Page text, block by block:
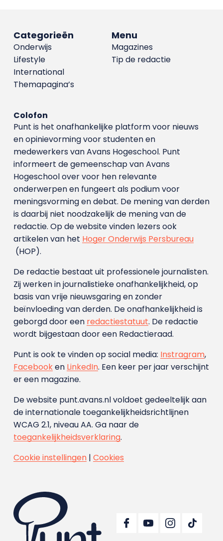
Menu
Magazines
Tip de redactie
Categorieën
Onderwijs
Lifestyle
International
Themapagina’s
Colofon
Punt is het onafhankelijke platform voor nieuws
en opinievorming voor studenten en
medewerkers van Avans Hoge­school. Punt
informeert de gemeenschap van Avans
Hogeschool over voor hen relevante
onderwerpen en fungeert als podium voor
meningsvorming en debat. De mening van derden
is daarbij niet noodzakelijk de mening van de
redactie. Op de website vinden lezers ook
artikelen van het Hoger Onderwijs Persbureau
(HOP).
De redactie bestaat uit professionele journalisten.
Zij werken in journalistieke onafhankelijkheid, op
basis van vrije nieuwsgaring en zonder
beïnvloeding van derden. De onafhankelijkheid is
geborgd door een redactiestatuut. De redactie
wordt bijgestaan door een Redactieraad.
Punt is ook te vinden op social media: Instragram,
Facebooken LinkedIn. Een keer per jaar verschijnt
er een magazine.
De website punt.avans.nl voldoet gedeeltelijk aan
de internationale toegankelijkheidsrichtlijnen
WCAG 2.1, niveau AA. Ga naar de
toegankelijkheidsverklaring.
Cookie instellingen| Cookies